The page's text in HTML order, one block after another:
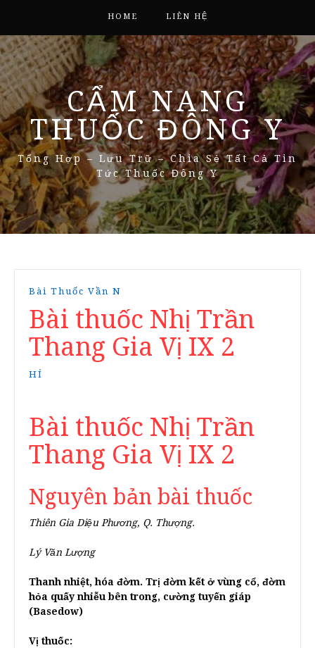
HOME LIÊN HỆ
CẨM NANG
THUỐC ĐÔNG Y
Tổng Hợp – Lưu Trữ – Chia Sẻ Tất Cả Tin
Tức Thuốc Đông Y
Bài Thuốc Vần N
Bài thuốc Nhị Trần
Thang Gia Vị IX 2
HÍ
Bài thuốc Nhị Trần
Thang Gia Vị IX 2
Nguyên bản bài thuốc
Thiên Gia Diệu Phương, Q. Thượng.
Lý Văn Lượng
Thanh nhiệt, hóa đờm. Trị đờm kết ở vùng cổ, đờm
hỏa quấy nhiễu bên trong, cường tuyến giáp
(Basedow)
Vị thuốc: